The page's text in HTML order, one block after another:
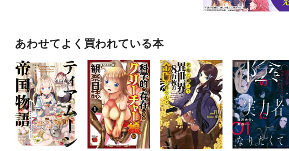
あわせてよく買われている本